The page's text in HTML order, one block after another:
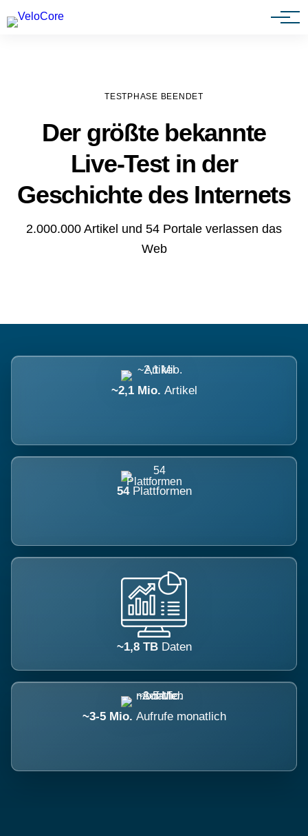
Agenturen & Webdesigner
TESTPHASE BEENDET
Der größte bekannte
Live-Test in der
Geschichte des Internets
2.000.000 Artikel und 54 Portale verlassen das
Web
~2,1 Mio. Artikel
54 Plattformen
~1,8 TB Daten
~3-5 Mio. Aufrufe monatlich